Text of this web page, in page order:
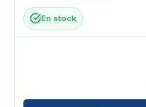
En stock